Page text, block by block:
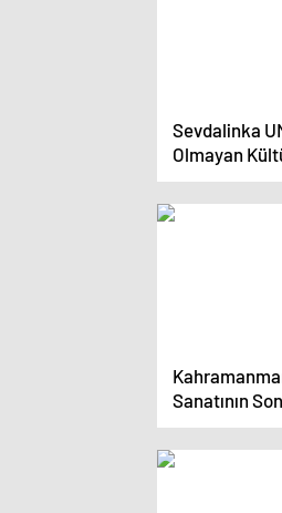
Sevdalinka
Olmayan
Listesi’nde
Sanatının
Hayri